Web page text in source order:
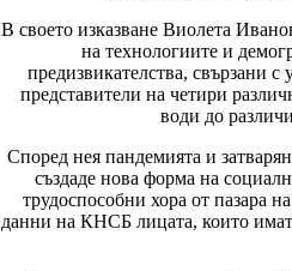
В своето изказване Виолета
на технологиите и
предизвикателства, свързани
представители на четири
води до
Според нея пандемията и
създаде нова форма на
трудоспособни хора от пазара
данни на КНСБ лицата, които